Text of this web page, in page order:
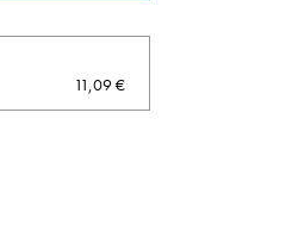
11,09 €